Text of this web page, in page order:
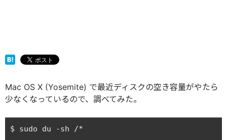
Mac OS X (Yosemite) で最近ディスクの空き容量がやたら
少なくなっているので、調べてみた。